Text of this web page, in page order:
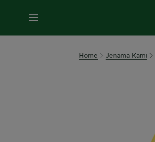
MENU
Home Jenama Kami